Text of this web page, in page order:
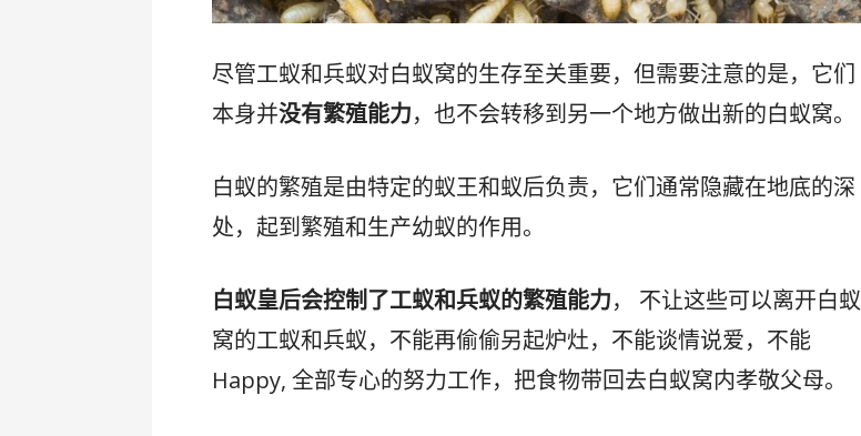
尽管工蚁和兵蚁对白蚁窝的生存至关重要，但需要注意的是，它们
本身并没有繁殖能力，也不会转移到另一个地方做出新的白蚁窝。
白蚁的繁殖是由特定的蚁王和蚁后负责，它们通常隐藏在地底的深
处，起到繁殖和生产幼蚁的作用。
白蚁皇后会控制了工蚁和兵蚁的繁殖能力， 不让这些可以离开白蚁
窝的工蚁和兵蚁，不能再偷偷另起炉灶，不能谈情说爱，不能
Happy, 全部专心的努力工作，把食物带回去白蚁窝内孝敬父母。